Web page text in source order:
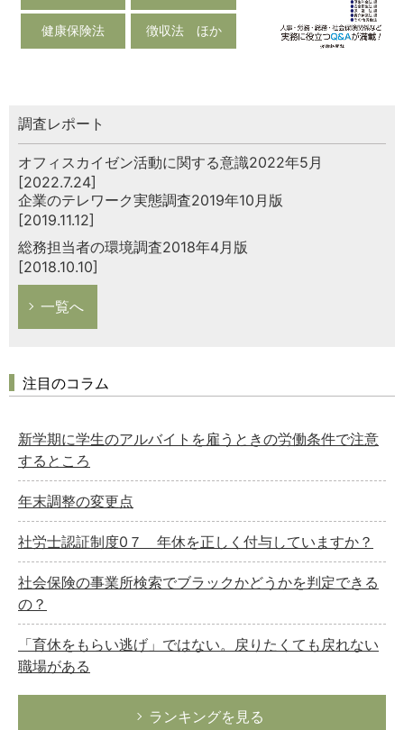
健康保険法 徴収法 ほか
調査レポート
オフィスカイゼン活動に関する意識2022年5月
[2022.7.24]
企業のテレワーク実態調査2019年10月版
[2019.11.12]
総務担当者の環境調査2018年4月版
[2018.10.10]
一覧へ
注目のコラム
新学期に学生のアルバイトを雇うときの労働条件で注意
するところ
年末調整の変更点
社労士認証制度0７ 年休を正しく付与していますか？
社会保険の事業所検索でブラックかどうかを判定できる
の？
「育休をもらい逃げ」ではない。戻りたくても戻れない
職場がある
ランキングを見る